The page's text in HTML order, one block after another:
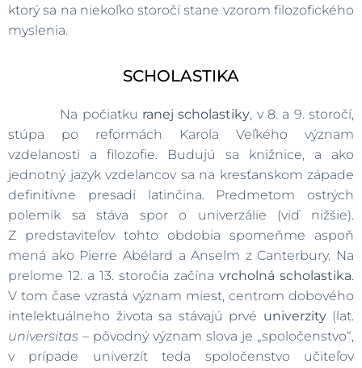
ktorý sa na niekoľko storočí stane vzorom filozofického
myslenia.
SCHOLASTIKA
Na počiatku ranej scholastiky, v 8. a 9. storočí,
stúpa po reformách Karola Veľkého význam
vzdelanosti a filozofie. Budujú sa knižnice, a ako
jednotný jazyk vzdelancov sa na kresťanskom západe
definitívne presadí latinčina. Predmetom ostrých
polemík sa stáva spor o univerzálie (viď nižšie).
Z predstaviteľov tohto obdobia spomeňme aspoň
mená ako Pierre Abélard a Anselm z Canterbury. Na
prelome 12. a 13. storočia začína vrcholná scholastika.
V tom čase vzrastá význam miest, centrom dobového
intelektuálneho života sa stávajú prvé univerzity(lat.
universitas – pôvodný význam slova je „spoločenstvo“,
v prípade univerzít teda spoločenstvo učiteľov